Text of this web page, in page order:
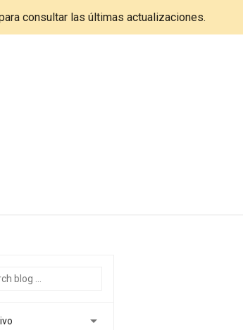
consultar las últimas actualizaciones.
